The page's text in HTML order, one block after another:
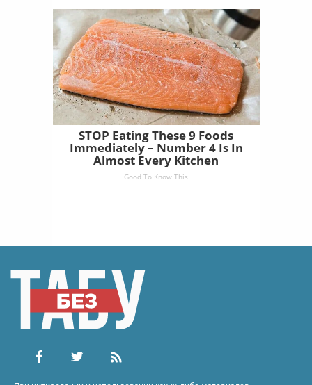
STOP Eating These 9 Foods
Immediately – Number 4 Is In
Almost Every Kitchen
Good To Know This